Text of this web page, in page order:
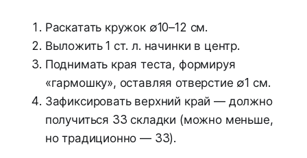
Раскатать кружок ∅10–12 см.
Выложить 1 ст. л. начинки в центр.
Поднимать края теста, формируя
«гармошку», оставляя отверстие ∅1 см.
Зафиксировать верхний край — должно
получиться 33 складки (можно меньше,
но традиционно — 33).